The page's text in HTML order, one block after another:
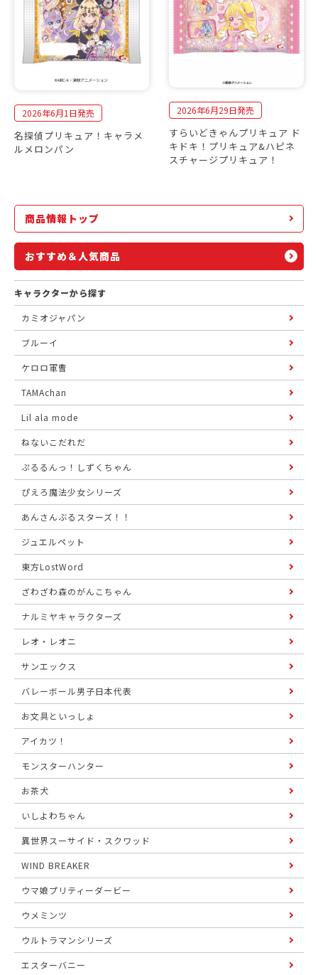
2026年6月1日発売
名探偵プリキュア！キャラメ
ルメロンパン
2026年6月29日発売
すらいどきゃんプリキュア ド
キドキ！プリキュア&ハピネ
スチャージプリキュア！
商品情報トップ
おすすめ＆人気商品
キャラクターから探す
カミオジャパン
ブルーイ
ケロロ軍曹
TAMAchan
Lil ala mode
ねないこだれだ
ぷるるんっ！しずくちゃん
ぴえろ魔法少女シリーズ
あんさんぶるスターズ！！
ジュエルペット
東方LostWord
ざわざわ森のがんこちゃん
ナルミヤキャラクターズ
レオ・レオニ
サンエックス
バレーボール男子日本代表
お文具といっしょ
アイカツ！
モンスターハンター
お茶犬
いしよわちゃん
異世界スーサイド・スクワッド
WIND BREAKER
ウマ娘プリティーダービー
ウメミンツ
ウルトラマンシリーズ
エスターバニー